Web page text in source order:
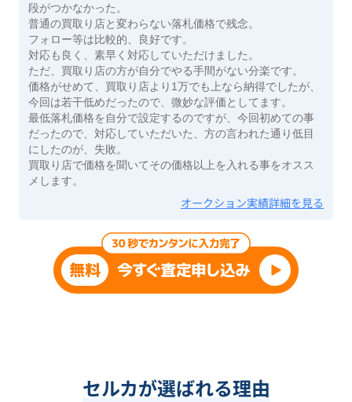
段がつかなかった。
普通の買取り店と変わらない落札価格で残念。
フォロー等は比較的、良好です。
対応も良く、素早く対応していただけました。
ただ、買取り店の方が自分でやる手間がない分楽です。
価格がせめて、買取り店より1万でも上なら納得でしたが、
今回は若干低めだったので、微妙な評価としてます。
最低落札価格を自分で設定するのですが、今回初めての事
だったので、対応していただいた、方の言われた通り低目
にしたのが、失敗。
買取り店で価格を聞いてその価格以上を入れる事をオスス
メします。
オークション実績詳細を見る
セルカが選ばれる理由